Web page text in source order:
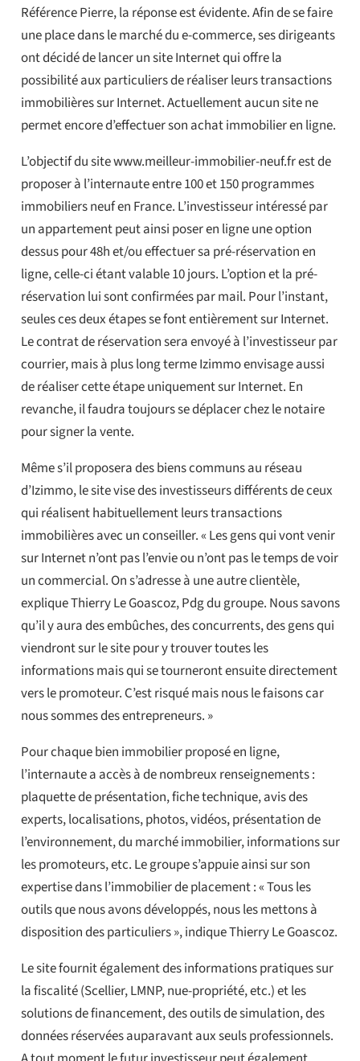
Référence Pierre, la réponse est évidente. Afin de se faire
une place dans le marché du e-commerce, ses dirigeants
ont décidé de lancer un site Internet qui offre la
possibilité aux particuliers de réaliser leurs transactions
immobilières sur Internet. Actuellement aucun site ne
permet encore d’effectuer son achat immobilier en ligne.
L’objectif du site www.meilleur-immobilier-neuf.fr est de
proposer à l’internaute entre 100 et 150 programmes
immobiliers neuf en France. L’investisseur intéressé par
un appartement peut ainsi poser en ligne une option
dessus pour 48h et/ou effectuer sa pré-réservation en
ligne, celle-ci étant valable 10 jours. L’option et la pré-
réservation lui sont confirmées par mail. Pour l’instant,
seules ces deux étapes se font entièrement sur Internet.
Le contrat de réservation sera envoyé à l’investisseur par
courrier, mais à plus long terme Izimmo envisage aussi
de réaliser cette étape uniquement sur Internet. En
revanche, il faudra toujours se déplacer chez le notaire
pour signer la vente.
Même s’il proposera des biens communs au réseau
d’Izimmo, le site vise des investisseurs différents de ceux
qui réalisent habituellement leurs transactions
immobilières avec un conseiller. « Les gens qui vont venir
sur Internet n’ont pas l’envie ou n’ont pas le temps de voir
un commercial. On s’adresse à une autre clientèle,
explique Thierry Le Goascoz, Pdg du groupe. Nous savons
qu’il y aura des embûches, des concurrents, des gens qui
viendront sur le site pour y trouver toutes les
informations mais qui se tourneront ensuite directement
vers le promoteur. C’est risqué mais nous le faisons car
nous sommes des entrepreneurs. »
Pour chaque bien immobilier proposé en ligne,
l’internaute a accès à de nombreux renseignements :
plaquette de présentation, fiche technique, avis des
experts, localisations, photos, vidéos, présentation de
l’environnement, du marché immobilier, informations sur
les promoteurs, etc. Le groupe s’appuie ainsi sur son
expertise dans l’immobilier de placement : « Tous les
outils que nous avons développés, nous les mettons à
disposition des particuliers », indique Thierry Le Goascoz.
Le site fournit également des informations pratiques sur
la fiscalité (Scellier, LMNP, nue-propriété, etc.) et les
solutions de financement, des outils de simulation, des
données réservées auparavant aux seuls professionnels.